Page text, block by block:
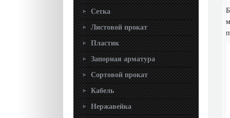
Сетка
Листовой прокат
Пластик
Запорная арматура
Сортовой прокат
Кабель
Нержавейка